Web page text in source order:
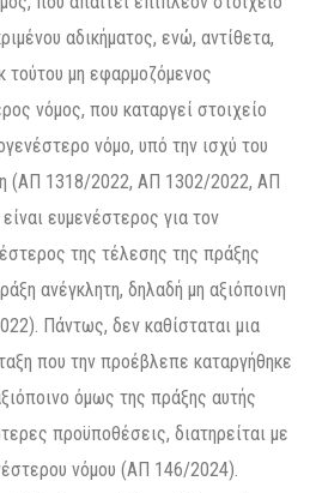
αδικήματος, ενώ, αντίθετα,
μη εφαρμοζόμενος
νόμος, που καταργεί στοιχείο
νόμο, υπό την ισχύ του
(ΑΠ 1318/2022, ΑΠ 1302/2022, ΑΠ
ευμενέστερος για τον
της τέλεσης της πράξης
ανέγκλητη, δηλαδή μη αξιόποινη
Πάντως, δεν καθίσταται μια
που την προέβλεπε καταργήθηκε
όμως της πράξης αυτής
προϋποθέσεις, διατηρείται με
νόμου (ΑΠ 146/2024).